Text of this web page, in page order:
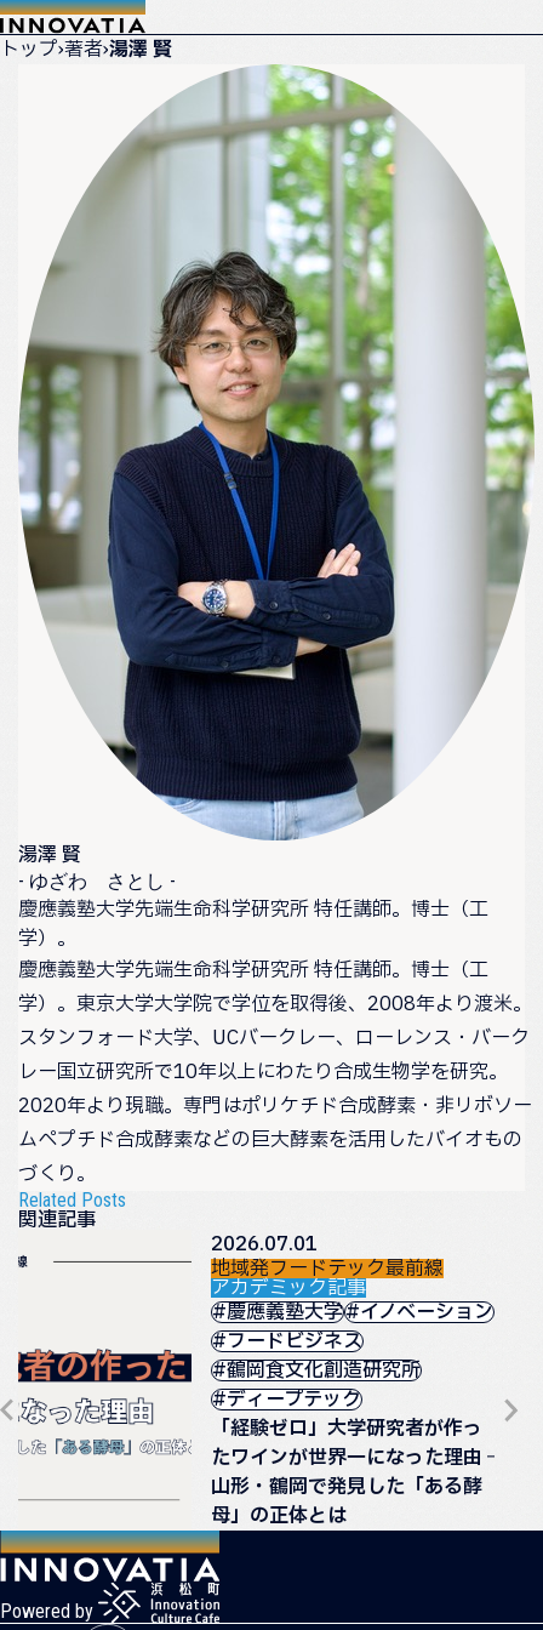
トップ›著者›湯澤 賢
湯澤 賢
- ゆざわ さとし -
慶應義塾大学先端生命科学研究所 特任講師。博士（工
学）。
慶應義塾大学先端生命科学研究所 特任講師。博士（工
学）。東京大学大学院で学位を取得後、2008年より渡米。
スタンフォード大学、UCバークレー、ローレンス・バーク
レー国立研究所で10年以上にわたり合成生物学を研究。
2020年より現職。専門はポリケチド合成酵素・非リボソー
ムペプチド合成酵素などの巨大酵素を活用したバイオもの
づくり。
Related Posts
関連記事
2026.07.01
地域発フードテック最前線
アカデミック記事
#慶應義塾大学#イノベーション
#フードビジネス
#鶴岡食文化創造研究所
#ディープテック
「経験ゼロ」大学研究者が作っ
たワインが世界一になった理由 ──
山形・鶴岡で発見した「ある酵
母」の正体とは
Powered by